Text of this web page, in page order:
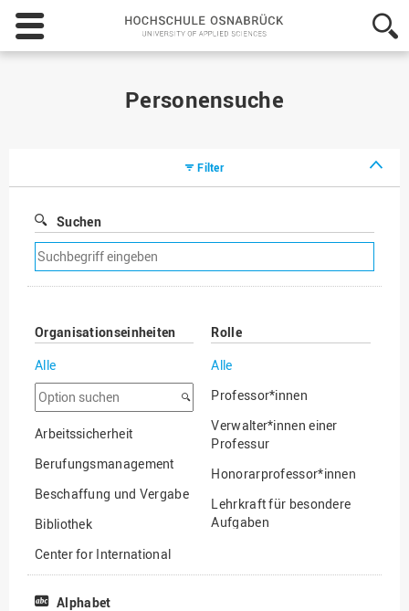
Hochschule
Osnabrück
-
Personensuche
Filter
Suchen
Suchfilter
entfernen
Organisationseinheiten
Alle
Option
suchen
Arbeitssicherheit
Berufungsmanagement
Beschaffung und Vergabe
Bibliothek
Center for International
Mobility
Center for International
Rolle
Alle
Professor*innen
Verwalter*innen einer
Professur
Honorarprofessor*innen
Lehrkraft für besondere
Aufgaben
Alphabet